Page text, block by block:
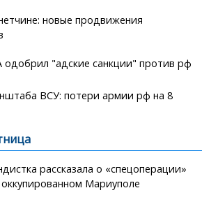
новые продвижения
"адские санкции" против рф
ВСУ: потери армии рф на 8
рассказала о «спецоперации»
Мариуполе